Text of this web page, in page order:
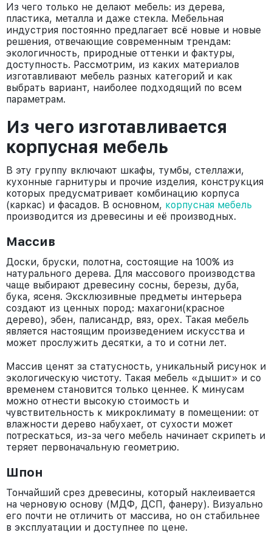
Из чего только не делают мебель: из дерева,
пластика, металла и даже стекла. Мебельная
индустрия постоянно предлагает всё новые и новые
решения, отвечающие современным трендам:
экологичность, природные оттенки и фактуры,
доступность. Рассмотрим, из каких материалов
изготавливают мебель разных категорий и как
выбрать вариант, наиболее подходящий по всем
параметрам.
Из чего изготавливается
корпусная мебель
В эту группу включают шкафы, тумбы, стеллажи,
кухонные гарнитуры и прочие изделия, конструкция
которых предусматривает комбинацию корпуса
(каркас) и фасадов. В основном, корпусная мебель
производится из древесины и её производных.
Массив
Доски, бруски, полотна, состоящие на 100% из
натурального дерева. Для массового производства
чаще выбирают древесину сосны, березы, дуба,
бука, ясеня. Эксклюзивные предметы интерьера
создают из ценных пород: махагони(красное
дерево), эбен, палисандр, вяз, орех. Такая мебель
является настоящим произведением искусства и
может прослужить десятки, а то и сотни лет.
Массив ценят за статусность, уникальный рисунок и
экологическую чистоту. Такая мебель «дышит» и со
временем становится только ценнее. К минусам
можно отнести высокую стоимость и
чувствительность к микроклимату в помещении: от
влажности дерево набухает, от сухости может
потрескаться, из-за чего мебель начинает скрипеть и
теряет первоначальную геометрию.
Шпон
Тончайший срез древесины, который наклеивается
на черновую основу (МДФ, ДСП, фанеру). Визуально
его почти не отличить от массива, но он стабильнее
в эксплуатации и доступнее по цене.